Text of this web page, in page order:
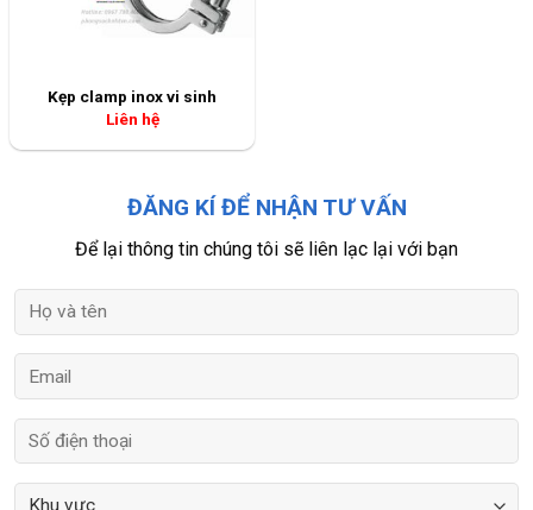
Kẹp clamp inox vi sinh
Liên hệ
ĐĂNG KÍ ĐỂ NHẬN TƯ VẤN
Để lại thông tin chúng tôi sẽ liên lạc lại với bạn